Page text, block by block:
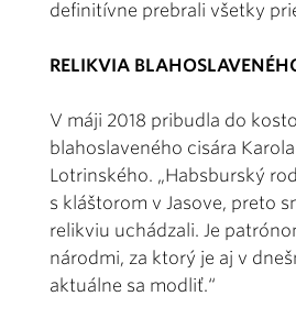
definitívne prebrali všetky
RELIKVIA
V máji 2018 pribudla do
blahoslaveného cisára
Lotrinského. „Habsburský
s kláštorom v Jasove, preto
relikviu uchádzali. Je
národmi, za ktorý je aj v
aktuálne sa modliť.“